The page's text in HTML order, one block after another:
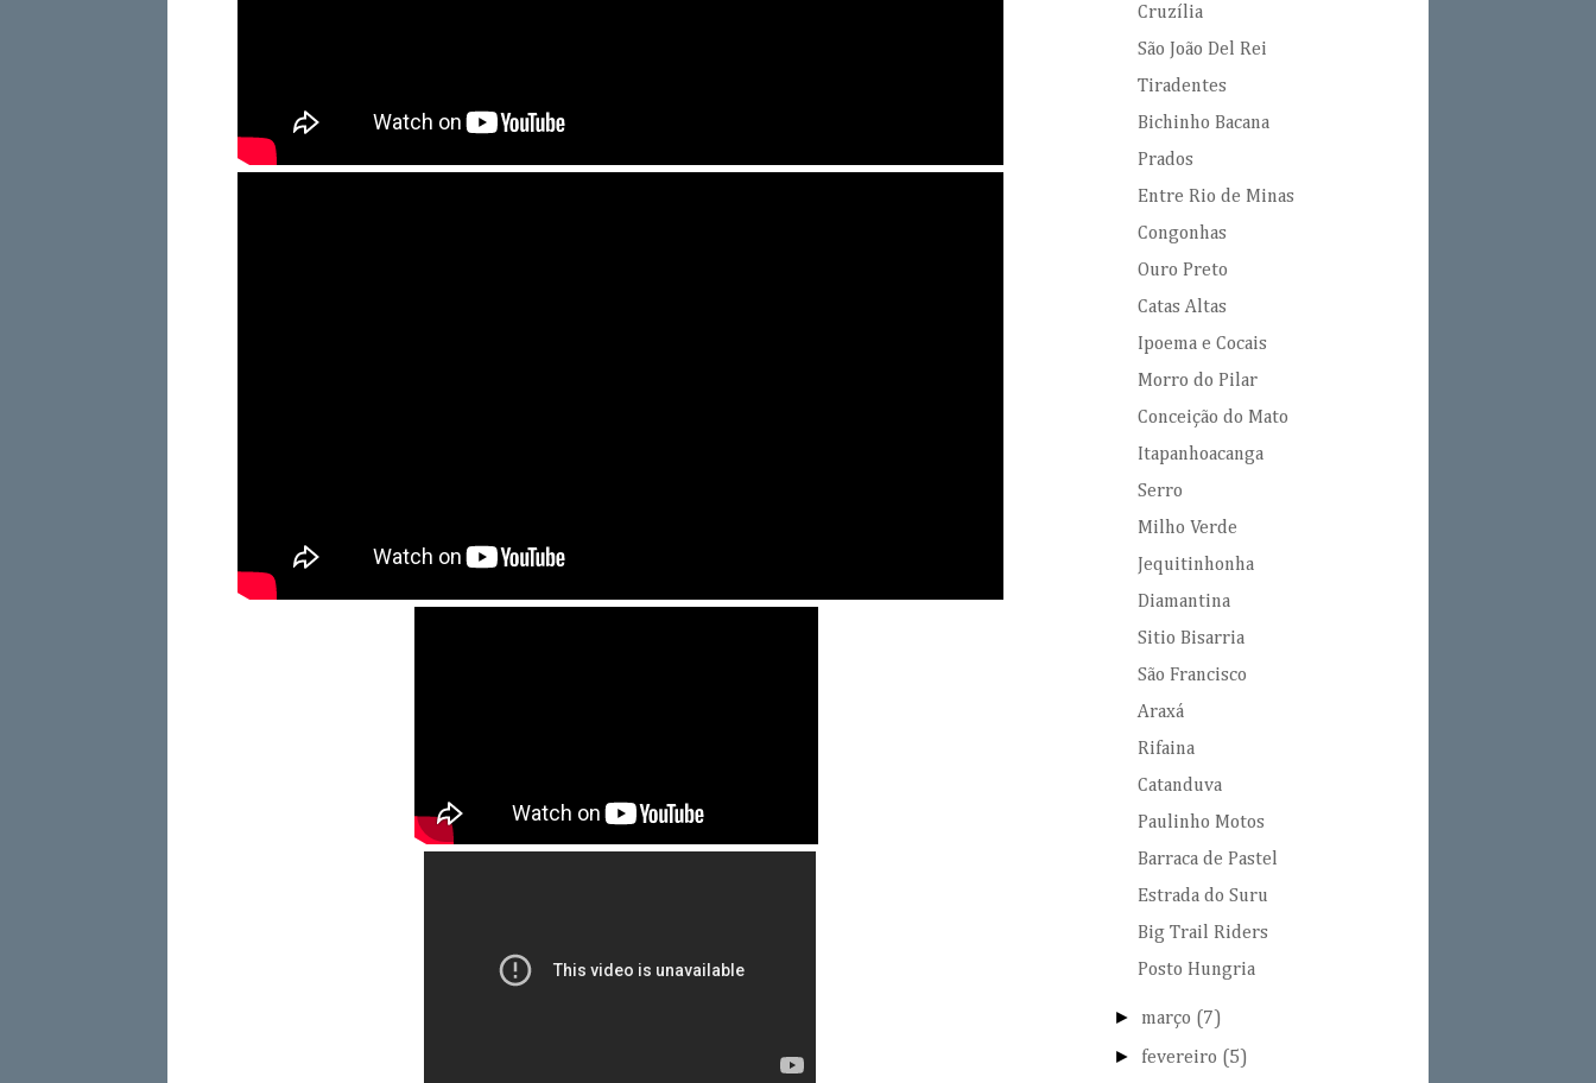
Cruzília
São João Del Rei
Tiradentes
Bichinho Bacana
Prados
Entre Rio de Minas
Congonhas
Ouro Preto
Catas Altas
Ipoema e Cocais
Morro do Pilar
Conceição do Mato
Itapanhoacanga
Serro
Milho Verde
Jequitinhonha
Diamantina
Sitio Bisarria
São Francisco
Araxá
Rifaina
Catanduva
Paulinho Motos
Barraca de Pastel
Estrada do Suru
Big Trail Riders
Posto Hungria
► março (7)
► fevereiro (5)